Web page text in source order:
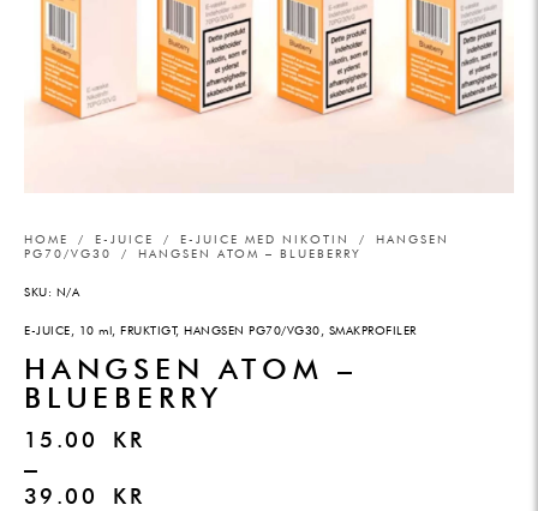
HOME / E-JUICE / E-JUICE MED NIKOTIN / HANGSEN
PG70/VG30
/ HANGSEN ATOM – BLUEBERRY
SKU: N/A
E-JUICE 10 ml FRUKTIGT, HANGSEN PG70/VG30 SMAKPROFILER
HANGSEN ATOM –
BLUEBERRY
15.00 KR
–
39.00 KR